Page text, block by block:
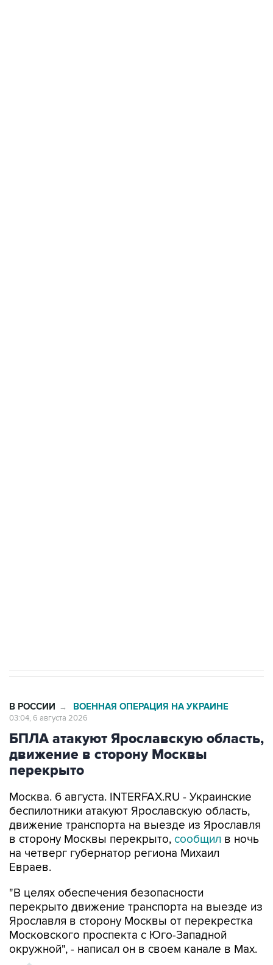
В РОССИИ → ВОЕННАЯ ОПЕРАЦИЯ НА УКРАИНЕ
03:04, 6 августа 2026
БПЛА атакуют Ярославскую область,
движение в сторону Москвы
перекрыто
Москва. 6 августа. INTERFAX.RU - Украинские
беспилотники атакуют Ярославскую область,
движение транспорта на выезде из Ярославля
в сторону Москвы перекрыто, сообщил в ночь
на четверг губернатор региона Михаил
Евраев.
"В целях обеспечения безопасности
перекрыто движение транспорта на выезде из
Ярославля в сторону Москвы от перекрестка
Московского проспекта с Юго-Западной
окружной", - написал он в своем канале в Мах.